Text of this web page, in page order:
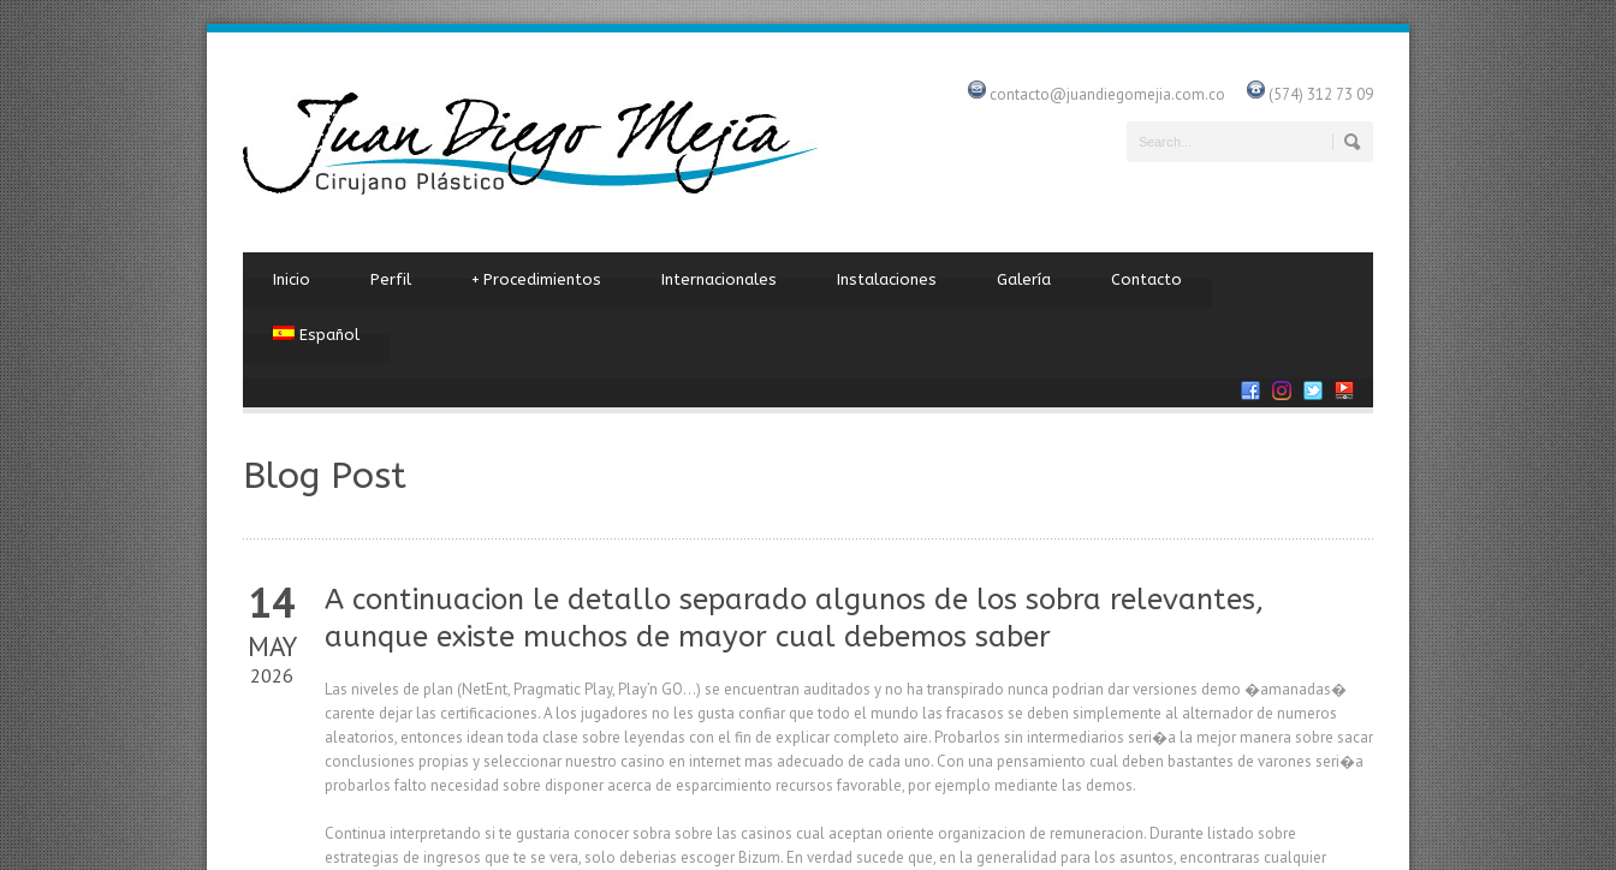
contacto@juandiegomejia.com.co (574) 312 73 09
Inicio Perfil Procedimientos
+ Internacionales Instalaciones Galería Contacto
Español
Blog Post
14
MAY
2026
A continuacion le detallo separado algunos de los sobra relevantes,
aunque existe muchos de mayor cual debemos saber
Las niveles de plan (NetEnt, Pragmatic Play, Play’n GO…) se encuentran auditados y no ha transpirado nunca podrian dar versiones demo �amanadas�
carente dejar las certificaciones. A los jugadores no les gusta confiar que todo el mundo las fracasos se deben simplemente al alternador de numeros
aleatorios, entonces idean toda clase sobre leyendas con el fin de explicar completo aire. Probarlos sin intermediarios seri�a la mejor manera sobre sacar
conclusiones propias y seleccionar nuestro casino en internet mas adecuado de cada uno. Con una pensamiento cual deben bastantes de varones seri�a
probarlos falto necesidad sobre disponer acerca de esparcimiento recursos favorable, por ejemplo mediante las demos.
Continua interpretando si te gustaria conocer sobra sobre las casinos cual aceptan oriente organizacion de remuneracion. Durante listado sobre
estrategias de ingresos que te se vera, solo deberias escoger Bizum. En verdad sucede que, en la generalidad para los asuntos, encontraras cualquier